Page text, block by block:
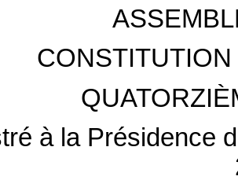
à la Présidence